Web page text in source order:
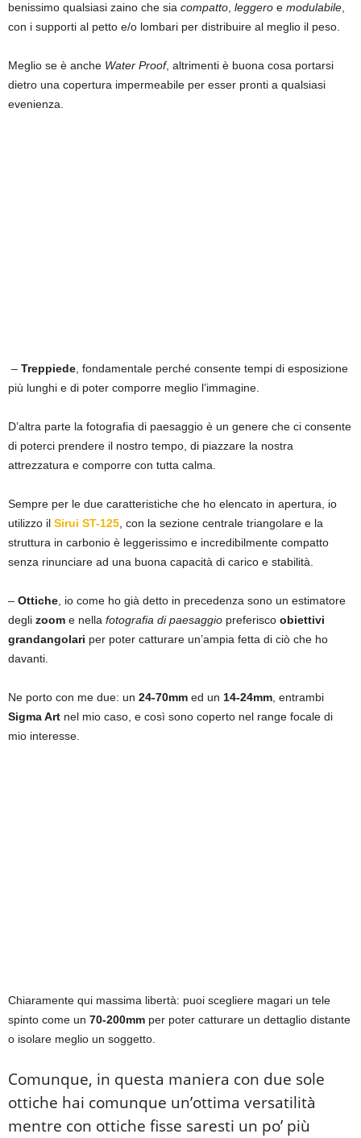
benissimo qualsiasi zaino che sia compatto leggero e modulabile
con i supporti al petto e/o lombari per distribuire al meglio il peso.
Meglio se è anche Water Proof, altrimenti è buona cosa portarsi
dietro una copertura impermeabile per esser pronti a qualsiasi
evenienza.
– Treppiede , fondamentale perché consente tempi di esposizione
più lunghi e di poter comporre meglio l’immagine.
D’altra parte la fotografia di paesaggio è un genere che ci consente
di poterci prendere il nostro tempo, di piazzare la nostra
attrezzatura e comporre con tutta calma.
Sempre per le due caratteristiche che ho elencato in apertura, io
utilizzo il Sirui ST-125 , con la sezione centrale triangolare e la
struttura in carbonio è leggerissimo e incredibilmente compatto
senza rinunciare ad una buona capacità di carico e stabilità.
– Ottiche , io come ho già detto in precedenza sono un estimatore
degli zoom e nella fotografia di paesaggio preferisco obiettivi
grandangolari per poter catturare un’ampia fetta di ciò che ho
davanti.
Ne porto con me due: un 24-70mm ed un 14-24mm , entrambi
Sigma Art nel mio caso, e così sono coperto nel range focale di
mio interesse.
Chiaramente qui massima libertà: puoi scegliere magari un tele
spinto come un 70-200mm per poter catturare un dettaglio distante
o isolare meglio un soggetto.
Comunque, in questa maniera con due sole
ottiche hai comunque un’ottima versatilità
mentre con ottiche fisse saresti un po’ più